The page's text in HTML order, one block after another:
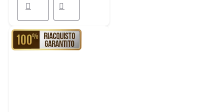
RIACQUISTO GARANTITO